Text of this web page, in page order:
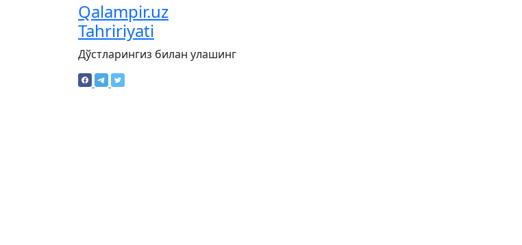
Qalampir.uz
Tahririyati
Дўстларингиз билан улашинг